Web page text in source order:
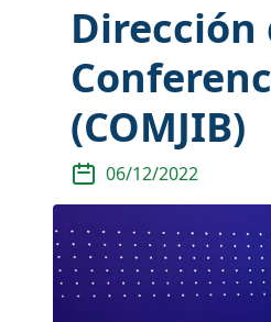
Dirección
(COMJIB)
06/12/2022